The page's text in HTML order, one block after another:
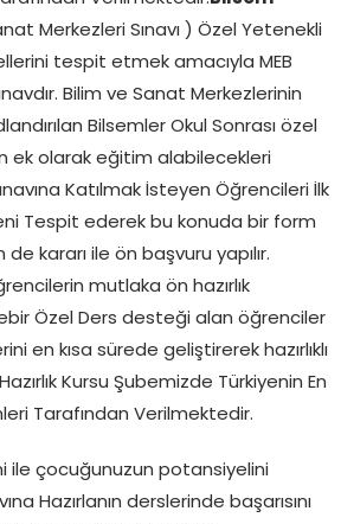
Merkezleri Sınavı ) Özel Yetenekli
tespit etmek amacıyla MEB
Bilim ve Sanat Merkezlerinin
Bilsemler Okul Sonrası özel
ek olarak eğitim alabilecekleri
Katılmak İsteyen Öğrencileri İlk
Tespit ederek bu konuda bir form
de kararı ile ön başvuru yapılır.
mutlaka ön hazırlık
Özel Ders desteği alan öğrenciler
en kısa sürede geliştirerek hazırlıklı
Kursu Şubemizde Türkiyenin En
Tarafından Verilmektedir.
ile çocuğunuzun potansiyelini
Hazırlanın derslerinde başarısını